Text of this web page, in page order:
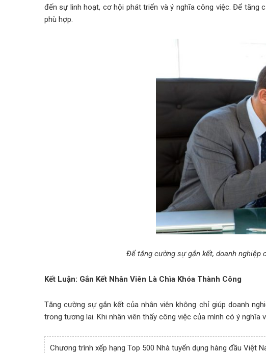
đến sự linh hoạt, cơ hội phát triển và ý nghĩa công việc. Để tăng
phù hợp.
Để tăng cường sự gắn kết, doanh nghiệp
Kết Luận: Gắn Kết Nhân Viên Là Chìa Khóa Thành Công
Tăng cường sự gắn kết của nhân viên không chỉ giúp doanh
trong tương lai. Khi nhân viên thấy công việc của mình có ý
Chương trình xếp hạng Top 500 Nhà tuyển dụng hàng đầu Việt